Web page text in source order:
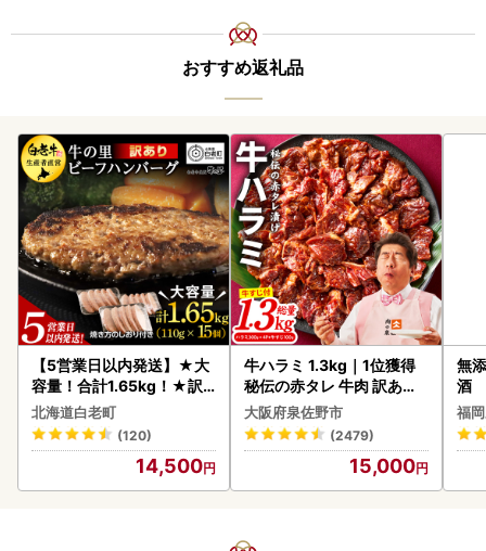
おすすめ返礼品
【5営業日以内発送】★大
容量！合計1.65kg！★訳
あり・牛の里ビーフハンバ
ーグ(110ｇ5枚入）×3 AG
058
北海道白老町
(120)
14,500
牛ハラミ 1.3kg｜1位獲得
秘伝の赤タレ 牛肉 訳あり
焼肉 BBQ
大阪府泉佐野市
(2479)
15,000
無
酒
福